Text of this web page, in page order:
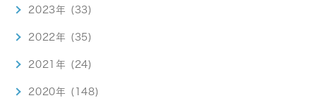
2023年 (33)
2022年 (35)
2021年 (24)
2020年 (148)